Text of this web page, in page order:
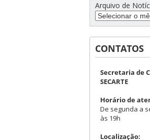
Arquivo de
CONTATOS
Secretaria de
SECARTE
Horário de
De segunda a
às 19h
Localização: